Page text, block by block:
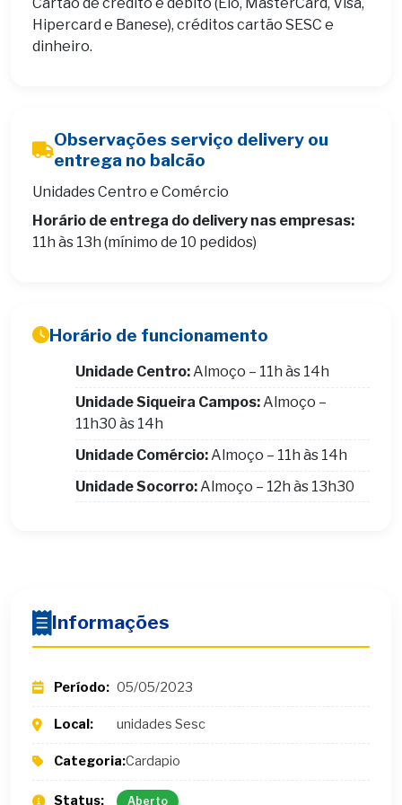
Hipercard e Banese), créditos cartão SESC e
dinheiro.
Observações serviço delivery ou
entrega no balcão
Unidades Centro e Comércio
Horário de entrega do delivery nas empresas:
11h às 13h (mínimo de 10 pedidos)
Horário de funcionamento
Unidade Centro: Almoço – 11h às 14h
Unidade Siqueira Campos:Almoço –
11h30 às 14h
Unidade Comércio:Almoço – 11h às 14h
Unidade Socorro: Almoço – 12h às 13h30
Informações
Período: 05/05/2023
Local: unidades Sesc
Categoria:Cardapio
Status: Aberto